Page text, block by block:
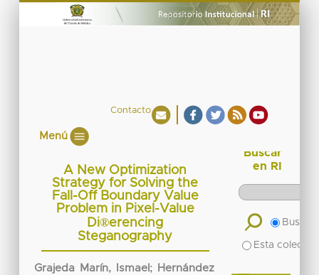
Contacto
Menú
A New Optimization
Strategy for Solving the
Fall-Off Boundary Value
Problem in Pixel-Value
Di®erencing
Steganography
Grajeda Marín, Ismael ;
Hernández
Buscar
en RI
Buscar
Esta